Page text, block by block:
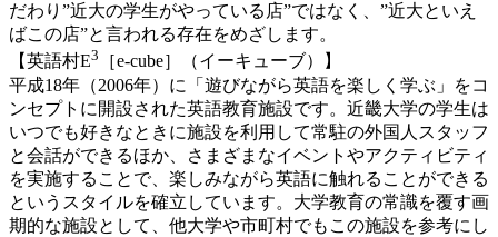
だわり”近大の学生がやっている店”ではなく、”近大といえ
ばこの店”と言われる存在をめざします。
【英語村E3
［e-cube］（イーキューブ）】
平成18年（2006年）に「遊びながら英語を楽しく学ぶ」をコ
ンセプトに開設された英語教育施設です。近畿大学の学生は
いつでも好きなときに施設を利用して常駐の外国人スタッフ
と会話ができるほか、さまざまなイベントやアクティビティ
を実施することで、楽しみながら英語に触れることができる
というスタイルを確立しています。大学教育の常識を覆す画
期的な施設として、他大学や市町村でもこの施設を参考にし